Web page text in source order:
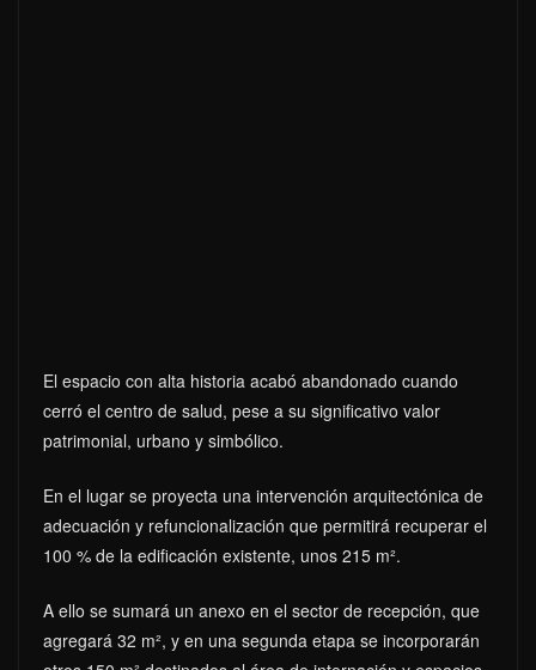
El espacio con alta historia acabó abandonado cuando
cerró el centro de salud, pese a su significativo valor
patrimonial, urbano y simbólico.
En el lugar se proyecta una intervención arquitectónica de
adecuación y refuncionalización que permitirá recuperar el
100 % de la edificación existente, unos 215 m².
A ello se sumará un anexo en el sector de recepción, que
agregará 32 m², y en una segunda etapa se incorporarán